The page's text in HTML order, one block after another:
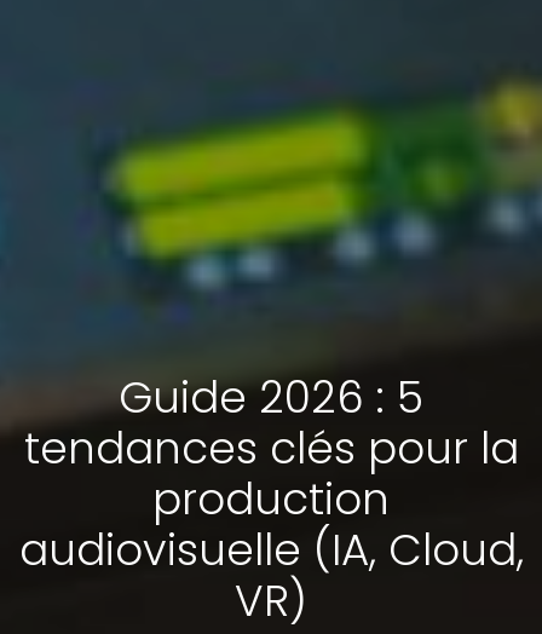
Guide 2026 : 5
tendances clés pour la
production
audiovisuelle (IA, Cloud,
VR)